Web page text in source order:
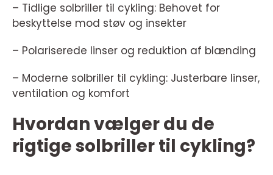
– Tidlige solbriller til cykling: Behovet for
beskyttelse mod støv og insekter
– Polariserede linser og reduktion af blænding
– Moderne solbriller til cykling: Justerbare linser,
ventilation og komfort
Hvordan vælger du de
rigtige solbriller til cykling?